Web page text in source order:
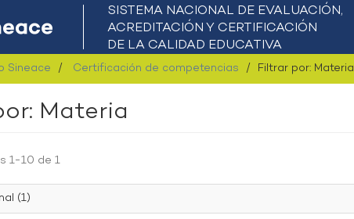
Sineace Certificación de competencias Filtrar por: Materia
Materia
1-10 de 1
(1)